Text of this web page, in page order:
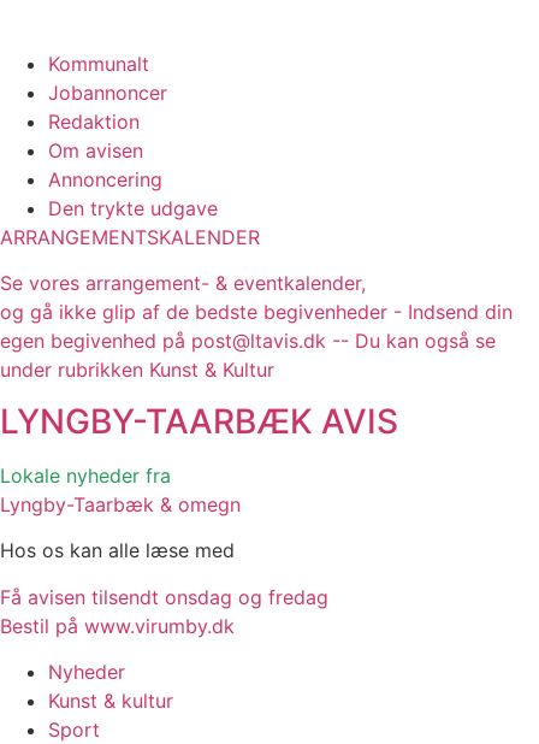
Kommunalt
Jobannoncer
Redaktion
Om avisen
Annoncering
Den trykte udgave
ARRANGEMENTSKALENDER
Se vores arrangement- & eventkalender,
og gå ikke glip af de bedste begivenheder - Indsend din
egen begivenhed på post@ltavis.dk -- Du kan også se
under rubrikken Kunst & Kultur
LYNGBY-TAARBÆK AVIS
Lokale nyheder fra
Lyngby-Taarbæk & omegn
Hos os kan alle læse med
Få avisen tilsendt onsdag og fredag
Bestil på www.virumby.dk
Nyheder
Kunst & kultur
Sport